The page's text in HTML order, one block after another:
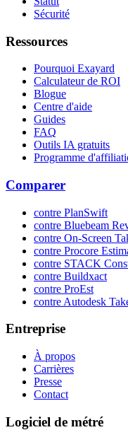
Sécurité
Ressources
Pourquoi Exayard
Calculateur de ROI
Blogue
Centre d'aide
Guides
FAQ
Outils IA gratuits
Programme
Comparer
contre PlanSwift
contre Bluebeam
contre On-Screen
contre Procore
contre STACK
contre Buildxact
contre ProEst
contre Autodesk
Entreprise
À propos
Carrières
Presse
Contact
Logiciel de métré